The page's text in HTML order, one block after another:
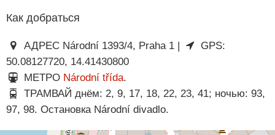
Как добраться
АДРЕС Národní 1393/4, Praha 1 |
GPS:
50.08127720, 14.41430800
МЕТРО Národní třída.
ТРАМВАЙ днём: 2, 9, 17, 18, 22, 23, 41; ночью: 93,
97, 98. Остановка Národní divadlo.